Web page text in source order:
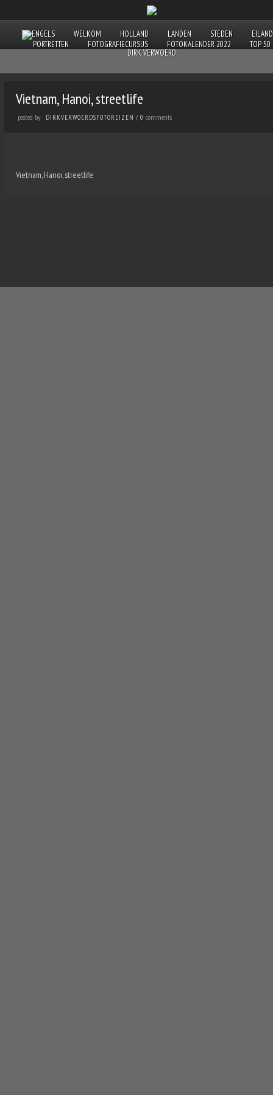
WELKOM HOLLAND LANDEN STEDEN
PORTRETTEN
FOTOGRAFIECURSUS FOTOKALENDER 2022
TOP 50
DIRK VERWOERD
Vietnam, Hanoi, streetlife
posted by DIRKVERWOERDSFOTOREIZEN / 0 comments
Vietnam, Hanoi, streetlife